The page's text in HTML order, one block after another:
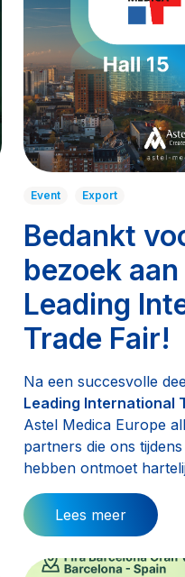
Event Export
Bedankt
bezoek
Leading
Trade Fair!
Na een succesvolle
Leading International
Astel Medica Europe
partners die ons
hebben ontmoet
Lees meer